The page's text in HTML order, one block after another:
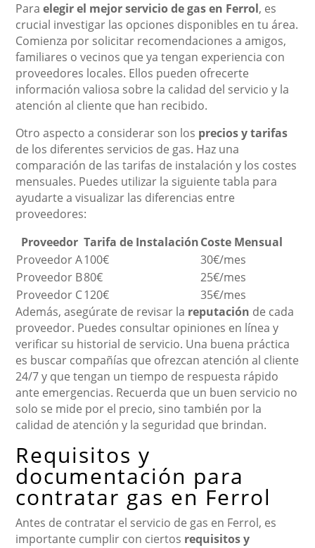
Paraelegir el mejor servicio de gas en Ferrol, es
crucial investigar las opciones disponibles en tu área.
Comienza por solicitar recomendaciones a amigos,
familiares o vecinos que ya tengan experiencia con
proveedores locales. Ellos pueden ofrecerte
información valiosa sobre la calidad del servicio y la
atención al cliente que han recibido.
Otro aspecto a considerar son los precios y tarifas
de los diferentes servicios de gas. Haz una
comparación de las tarifas de instalación y los costes
mensuales. Puedes utilizar la siguiente tabla para
ayudarte a visualizar las diferencias entre
proveedores:
Proveedor Tarifa de InstalaciónCoste Mensual
Proveedor A100€
30€/mes
Proveedor B80€
25€/mes
Proveedor C120€
35€/mes
Además, asegúrate de revisar la reputación de cada
proveedor. Puedes consultar opiniones en línea y
verificar su historial de servicio. Una buena práctica
es buscar compañías que ofrezcan atención al cliente
24/7 y que tengan un tiempo de respuesta rápido
ante emergencias. Recuerda que un buen servicio no
solo se mide por el precio, sino también por la
calidad de atención y la seguridad que brindan.
Requisitos y
documentación para
contratar gas en Ferrol
Antes de contratar el servicio de gas en Ferrol, es
importante cumplir con ciertos requisitos y